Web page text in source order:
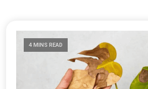
4 MINS READ